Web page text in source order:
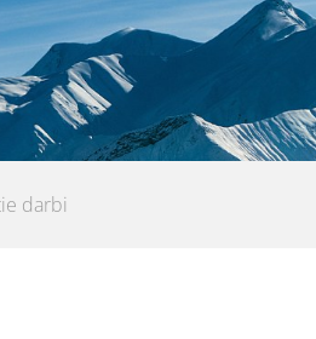
darbi